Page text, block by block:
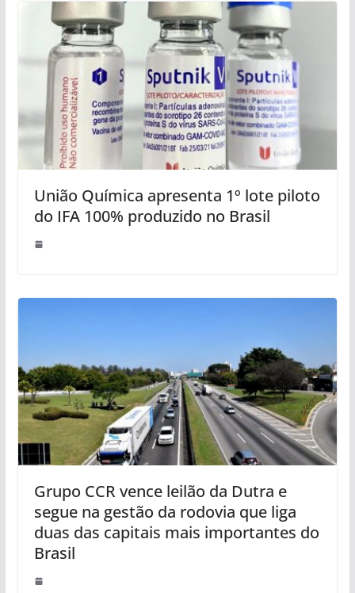
União Química apresenta 1º lote piloto
do IFA 100% produzido no Brasil
Grupo CCR vence leilão da Dutra e
segue na gestão da rodovia que liga
duas das capitais mais importantes do
Brasil